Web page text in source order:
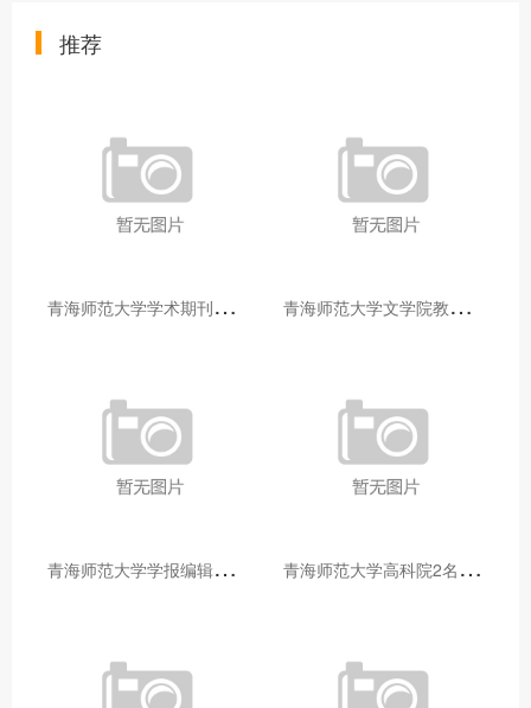
推荐
青
海师范大学学术期刊两个专栏入选2025年青海省期刊重点专栏 青
海师范大学文学院教师赴山东省相关高校和学术机构交流学习
青
海师范大学学报编辑部赴大通县城关镇上毛佰胜村开展帮扶慰问活动 青
海师范大学高科院2名专家当选中国科学院院士